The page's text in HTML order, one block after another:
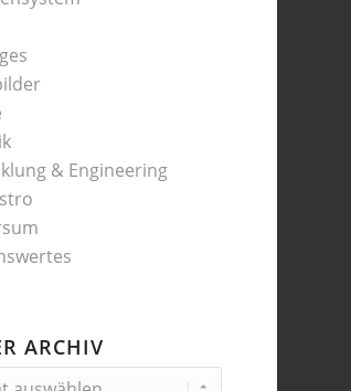
& Engineering
ARCHIV